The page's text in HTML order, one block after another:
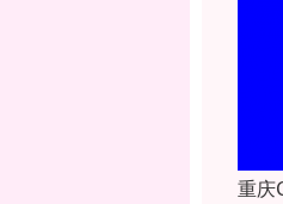
重庆